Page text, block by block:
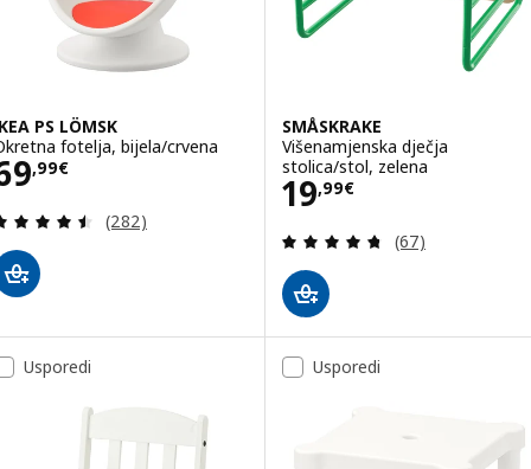
PS LÖMSK
fotelja, bijela/crvena
,99€ 69,99€
Revizija: 4.5 od 5 zvjezdica. Ukupno recenzija:
(282)
SMÅSKRAKE
Višenamjenska dječja
stolica/stol, zelena
19,99€
Cijena 19,99€
Revizija: 4.7
(67)
Usporedi Usporedi